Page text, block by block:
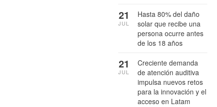
Hasta 80% del daño
solar que recibe una
persona ocurre antes
de los 18 años
21
JUL
Creciente demanda
de atención auditiva
impulsa nuevos retos
para la innovación y el
acceso en Latam
21
JUL